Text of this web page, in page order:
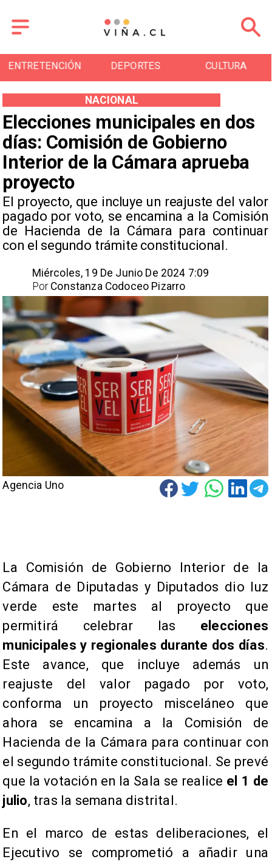
DEPORTES CULTURA TURISMO
Elecciones municipales en dos
días: Comisión de Gobierno
Interior de la Cámara aprueba
proyecto
El proyecto, que incluye un reajuste del valor
pagado por voto, se encamina a la Comisión
de Hacienda de la Cámara para continuar
con el segundo trámite constitucional.
NACIONAL
Miércoles, 19 De Junio De 2024 7:09
Constanza Codoceo Pizarro
Por
Agencia Uno
La Comisión de Gobierno Interior de la
Cámara de Diputadas y Diputados dio luz
verde este martes al proyecto que
permitirá celebrar las elecciones
municipales y regionales durante dos días.
Este avance, que incluye además un
reajuste del valor pagado por voto,
conforma un proyecto misceláneo que
ahora se encamina a la Comisión de
Hacienda de la Cámara para continuar con
el segundo trámite constitucional. Se prevé
que la votación en la Sala se realice el 1 de
julio, tras la semana distrital.
En el marco de estas deliberaciones, el
Ejecutivo se comprometió a añadir una